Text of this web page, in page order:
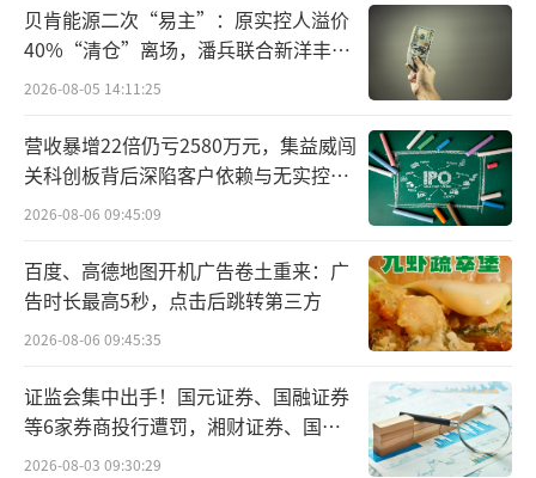
利。
那么，消费者如何参与这场目前火锅行业
规模最大的全民消费活动，感受美食与美酒的
极致体验？
据了解，消费者可以扫描中国郎·火锅地
图，直击中国郎联名店，就近参与狂欢盛宴。
与此同时，近60个火锅品牌、超500家门店还将
上线中国郎限时超值套餐，惊喜回馈广大消费
者，福利惠及全成都，消费者购买中国郎超值
火锅套餐、参与有奖互动征集，即有机会赢取
中国郎好礼、霸王套餐福利等。
贝肯能源二次“易主”：原实控人溢价
40%“清仓”离场，潘兵联合新洋丰、
宏科百世拟入主
2026-08-05 14:11:25
营收暴增22倍仍亏2580万元，集益威闯
关科创板背后深陷客户依赖与无实控人
困局
2026-08-06 09:45:09
百度、高德地图开机广告卷土重来：广
告时长最高5秒，点击后跳转第三方
2026-08-06 09:45:35
证监会集中出手！国元证券、国融证券
等6家券商投行遭罚，湘财证券、国盛
证券被立案
2026-08-03 09:30:29